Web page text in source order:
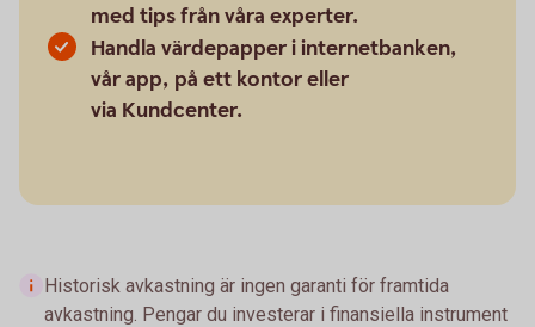
med tips från våra experter.
Handla värdepapper i internetbanken,
vår app, på ett kontor eller
via Kundcenter.
Historisk avkastning är ingen garanti för framtida
avkastning. Pengar du investerar i finansiella instrument